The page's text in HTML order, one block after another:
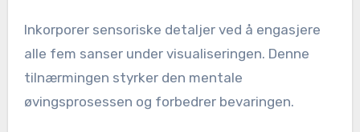
trening?
Å integrere visualisering i trening forbedrer
ytelse, selvtillit og fokus. Nøkkelpraksiser
inkluderer å sette klare mål, bruke levende